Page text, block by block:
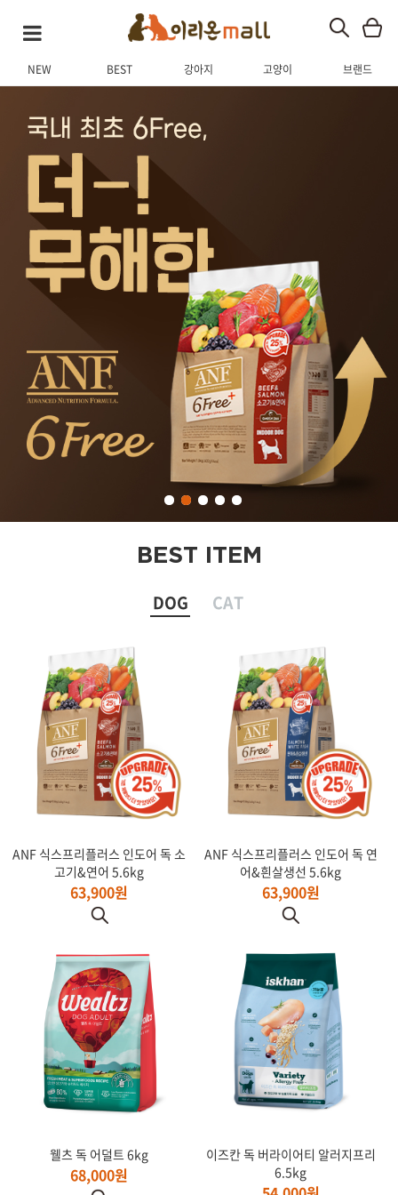
NEW BEST 강아지 고양이 브랜드
BEST ITEM
DOG CAT
ANF 식스프리플러스 인도어 독 소
고기&연어 5.6kg
63,900원
ANF 식스프리플러스 인도어 독 연
어&흰살생선 5.6kg
63,900원
웰츠 독 어덜트 6kg
68,000원
이즈칸 독 버라이어티 알러지프리
6.5kg